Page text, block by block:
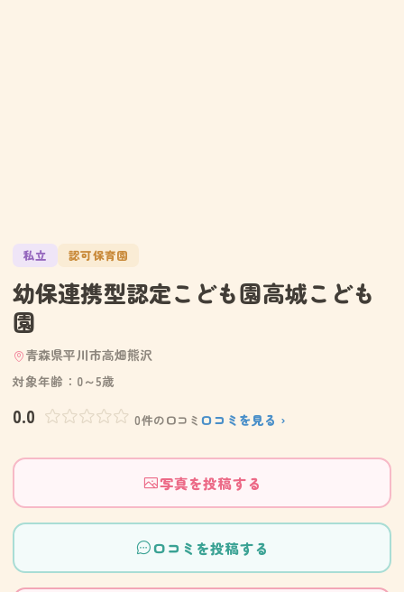
私立 認可保育園
幼保連携型認定こども園高城こども
園
青森県平川市高畑熊沢
対象年齢：0～5歳
0.0 0件の口コミ 口コミを見る ›
写真を投稿する
口コミを投稿する